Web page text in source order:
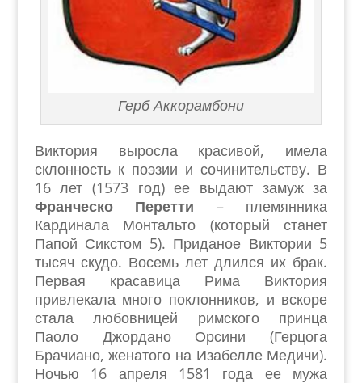
Герб Аккорамбони
Виктория выросла красивой, имела
склонность к поэзии и сочинительству. В
16 лет (1573 год) ее выдают замуж за
Франческо Перетти – племянника
Кардинала Монтальто (который станет
Папой Сикстом 5). Приданое Виктории 5
тысяч скудо. Восемь лет длился их брак.
Первая красавица Рима Виктория
привлекала много поклонников, и вскоре
стала любовницей римского принца
Паоло Джордано Орсини (Герцога
Брачиано, женатого на Изабелле Медичи).
Ночью 16 апреля 1581 года ее мужа